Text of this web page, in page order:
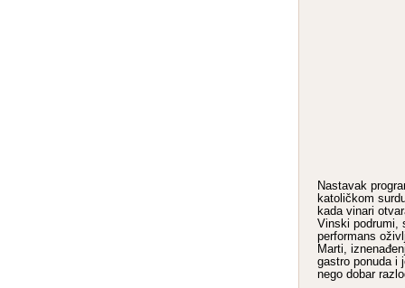
Nastavak
katoličkom
kada vinari
Vinski podrumi,
performans
Marti,
gastro ponuda i
nego dobar